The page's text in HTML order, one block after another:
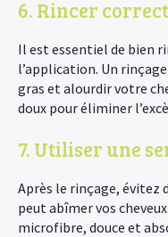
6. Rincer
Il est essentiel de bien
l’application. Un
gras et alourdir votre
doux pour éliminer
7. Utiliser une
Après le rinçage, évitez
peut abîmer vos
microfibre, douce et